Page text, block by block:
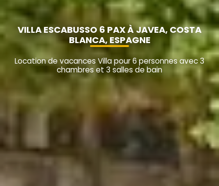
VILLA ESCABUSSO 6 PAX À JAVEA, COSTA
BLANCA, ESPAGNE
Location de vacances Villa pour 6 personnes avec 3
chambres et 3 salles de bain